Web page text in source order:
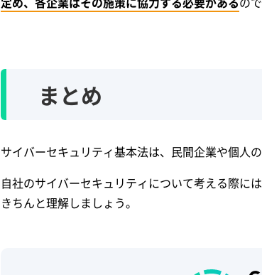
まとめ
サイバーセキュリティ基本法は、民間企業や個人
自社のサイバーセキュリティについて考える際に
きちんと理解しましょう。